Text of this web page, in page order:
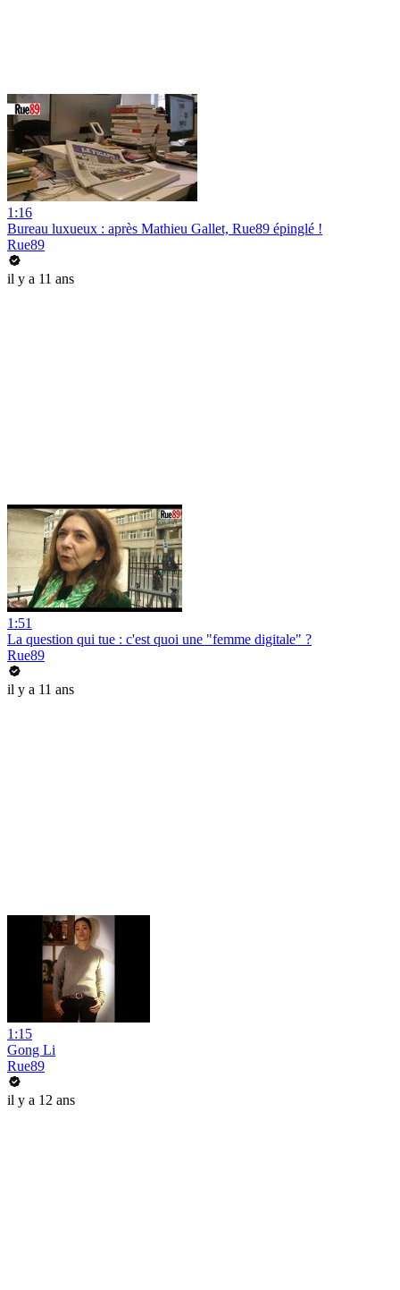
1:16
Bureau luxueux : après Mathieu Gallet, Rue89 épinglé !
Rue89
il y a 11 ans
1:51
La question qui tue : c'est quoi une "femme digitale" ?
Rue89
il y a 11 ans
1:15
Gong Li
Rue89
il y a 12 ans